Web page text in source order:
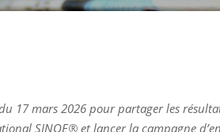
17 mars 2026 pour partager les
SINOE® et lancer la campagne